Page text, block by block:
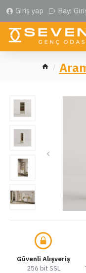
Giriş yap Bayi
Güvenli Alışveriş
256 bit SSL